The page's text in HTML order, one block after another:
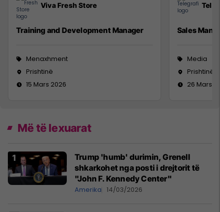
Viva Fresh Store
Training and Development Manager
Menaxhment
Prishtinë
15 Mars 2026
Sales
Media
Prishtinë
26 Mars
Më të lexuarat
Trump 'humb' durimin, Grenell
shkarkohet nga posti i drejtorit të
"John F. Kennedy Center"
Amerika 14/03/2026